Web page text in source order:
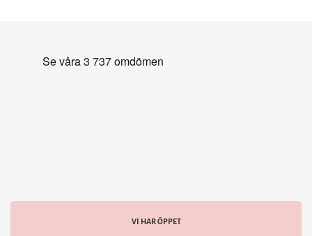
VI HAR ÖPPET